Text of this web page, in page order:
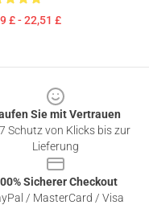
£ - 22,51 £
Sie mit Vertrauen
Schutz von Klicks bis zur
Lieferung
Sicherer Checkout
/ MasterCard / Visa